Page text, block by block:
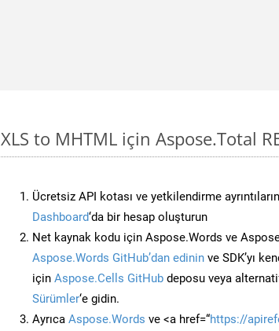
XLS to MHTML için Aspose.Total
Ücretsiz API kotası ve yetkilendirme
Dashboard‘da bir hesap oluşturun
Net kaynak kodu için Aspose.Words ve
Aspose.Words GitHub’dan edinin ve SDK’yı
için Aspose.Cells GitHub deposu veya
Sürümler‘e gidin.
Ayrıca Aspose.Words ve <a href=“https://